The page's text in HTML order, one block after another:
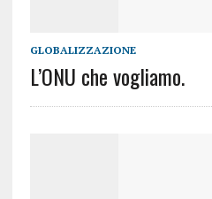
GLOBALIZZAZIONE
L’ONU che vogliamo.